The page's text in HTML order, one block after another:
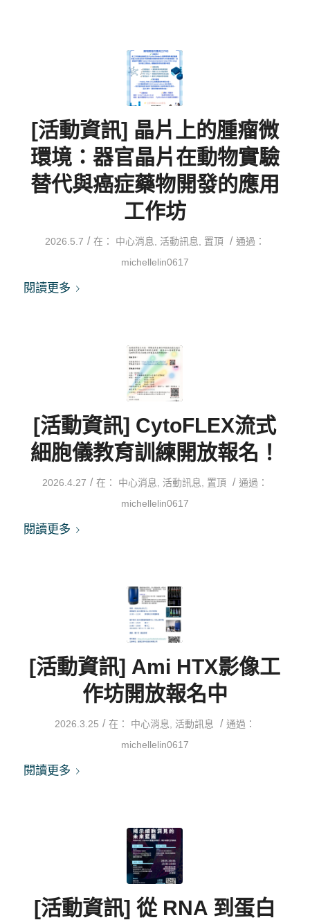
[活動資訊] 晶片上的腫瘤微
環境：器官晶片在動物實驗
替代與癌症藥物開發的應用
工作坊
2026.5.7 / 在： 中心消息 活動訊息 置頂 / 通過：
michellelin0617
閱讀更多
[活動資訊] CytoFLEX流式
細胞儀教育訓練開放報名！
2026.4.27 / 在： 中心消息 活動訊息 置頂 / 通過：
michellelin0617
閱讀更多
[活動資訊] Ami HTX影像工
作坊開放報名中
2026.3.25 / 在： 中心消息 活動訊息 / 通過：
michellelin0617
閱讀更多
[活動資訊] 從 RNA 到蛋白